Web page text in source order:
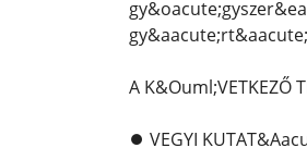
A K&Ouml;VETKEZŐ
⏺️ VEGYI